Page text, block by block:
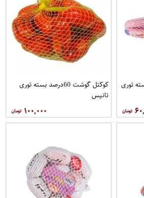
درصد بسته توری
کوکتل گوشت 60درصد بسته توری
تانیس
۱۰۰,۰۰۰